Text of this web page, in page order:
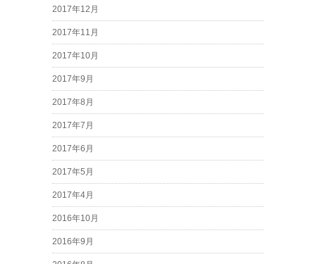
2017年12月
2017年11月
2017年10月
2017年9月
2017年8月
2017年7月
2017年6月
2017年5月
2017年4月
2016年10月
2016年9月